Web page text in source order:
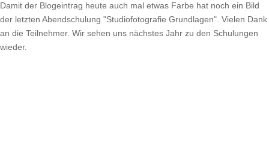
Damit der Blogeintrag heute auch mal etwas Farbe hat noch ein Bild
der letzten Abendschulung "Studiofotografie Grundlagen". Vielen Dank
an die Teilnehmer. Wir sehen uns nächstes Jahr zu den Schulungen
wieder.